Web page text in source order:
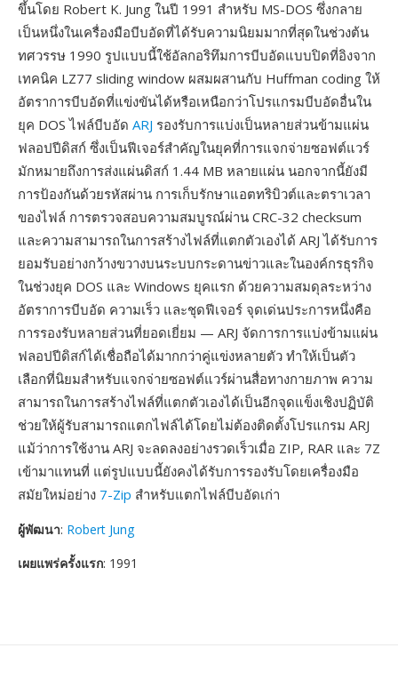
ขึ้นโดย Robert K. Jung ในปี 1991 สำหรับ MS-DOS ซึ่งกลาย
เป็นหนึ่งในเครื่องมือบีบอัดที่ได้รับความนิยมมากที่สุดในช่วงต้น
ทศวรรษ 1990 รูปแบบนี้ใช้อัลกอริทึมการบีบอัดแบบปิดที่อิงจาก
เทคนิค LZ77 sliding window ผสมผสานกับ Huffman coding ให้
อัตราการบีบอัดที่แข่งขันได้หรือเหนือกว่าโปรแกรมบีบอัดอื่นใน
ยุค DOS ไฟล์บีบอัด ARJ รองรับการแบ่งเป็นหลายส่วนข้ามแผ่น
ฟลอปปีดิสก์ ซึ่งเป็นฟีเจอร์สำคัญในยุคที่การแจกจ่ายซอฟต์แวร์
มักหมายถึงการส่งแผ่นดิสก์ 1.44 MB หลายแผ่น นอกจากนี้ยังมี
การป้องกันด้วยรหัสผ่าน การเก็บรักษาแอตทริบิวต์และตราเวลา
ของไฟล์ การตรวจสอบความสมบูรณ์ผ่าน CRC-32 checksum
และความสามารถในการสร้างไฟล์ที่แตกตัวเองได้ ARJ ได้รับการ
ยอมรับอย่างกว้างขวางบนระบบกระดานข่าวและในองค์กรธุรกิจ
ในช่วงยุค DOS และ Windows ยุคแรก ด้วยความสมดุลระหว่าง
อัตราการบีบอัด ความเร็ว และชุดฟีเจอร์ จุดเด่นประการหนึ่งคือ
การรองรับหลายส่วนที่ยอดเยี่ยม — ARJ จัดการการแบ่งข้ามแผ่น
ฟลอปปีดิสก์ได้เชื่อถือได้มากกว่าคู่แข่งหลายตัว ทำให้เป็นตัว
เลือกที่นิยมสำหรับแจกจ่ายซอฟต์แวร์ผ่านสื่อทางกายภาพ ความ
สามารถในการสร้างไฟล์ที่แตกตัวเองได้เป็นอีกจุดแข็งเชิงปฏิบัติ
ช่วยให้ผู้รับสามารถแตกไฟล์ได้โดยไม่ต้องติดตั้งโปรแกรม ARJ
แม้ว่าการใช้งาน ARJ จะลดลงอย่างรวดเร็วเมื่อ ZIP, RAR และ 7Z
เข้ามาแทนที่ แต่รูปแบบนี้ยังคงได้รับการรองรับโดยเครื่องมือ
สมัยใหม่อย่าง 7-Zip สำหรับแตกไฟล์บีบอัดเก่า
ผู้พัฒนา: Robert Jung
เผยแพร่ครั้งแรก: 1991